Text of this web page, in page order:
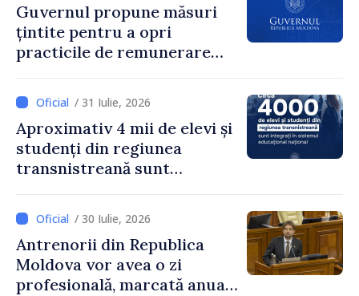
Guvernul propune măsuri
țintite pentru a opri
practicile de remunerare
/ 31 Iulie, 2026
Aproximativ 4 mii de elevi și
studenți din regiunea
transnistreană sunt
educațional național
/ 30 Iulie, 2026
Antrenorii din Republica
Moldova vor avea o zi
profesională, marcată anual